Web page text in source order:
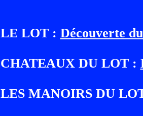
LE LOT : Découverte
CHATEAUX DU LOT :
LES MANOIRS DU